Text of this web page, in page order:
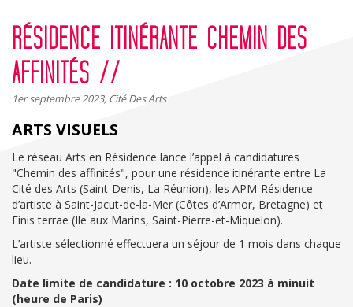
RÉSIDENCE ITINÉRANTE CHEMIN DES
AFFINITÉS //
1er septembre 2023, Cité Des Arts
ARTS VISUELS
Le réseau Arts en Résidence lance l’appel à candidatures
"Chemin des affinités", pour une résidence itinérante entre La
Cité des Arts (Saint-Denis, La Réunion), les APM-Résidence
d’artiste à Saint-Jacut-de-la-Mer (Côtes d’Armor, Bretagne) et
Finis terrae (Ile aux Marins, Saint-Pierre-et-Miquelon).
L’artiste sélectionné effectuera un séjour de 1 mois dans chaque
lieu.
Date limite de candidature : 10 octobre 2023 à minuit
(heure de Paris)